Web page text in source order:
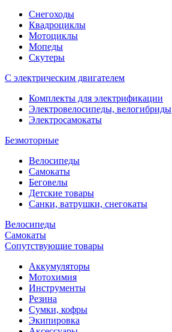
Снегоходы
Квадроциклы
Мотоциклы
Мопеды
Скутеры
С электрическим двигателем
Комплекты для электрификации
Электровелосипеды, велогибриды
Электросамокаты
Безмоторные
Велосипеды
Самокаты
Беговелы
Детские товары
Санки, ватрушки, снегокаты
Велосипеды
Самокаты
Сопутствующие товары
Аккумуляторы
Мотохимия
Инструменты
Резина
Сумки, кофры
Экипировка